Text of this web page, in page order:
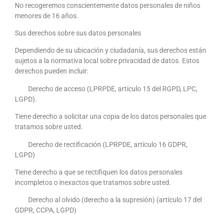
No recogeremos conscientemente datos personales de niños
menores de 16 años.
Sus derechos sobre sus datos personales
Dependiendo de su ubicación y ciudadanía, sus derechos están
sujetos a la normativa local sobre privacidad de datos. Estos
derechos pueden incluir:
Derecho de acceso (LPRPDE, artículo 15 del RGPD, LPC,
LGPD).
Tiene derecho a solicitar una copia de los datos personales que
tratamos sobre usted.
Derecho de rectificación (LPRPDE, artículo 16 GDPR,
LGPD)
Tiene derecho a que se rectifiquen los datos personales
incompletos o inexactos que tratamos sobre usted.
Derecho al olvido (derecho a la supresión) (artículo 17 del
GDPR, CCPA, LGPD)